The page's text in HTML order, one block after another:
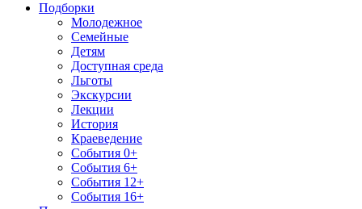
Подборки
Молодежное
Семейные
Детям
Доступная среда
Льготы
Экскурсии
Лекции
История
Краеведение
События 0+
События 6+
События 12+
События 16+